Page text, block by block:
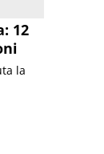
12
la